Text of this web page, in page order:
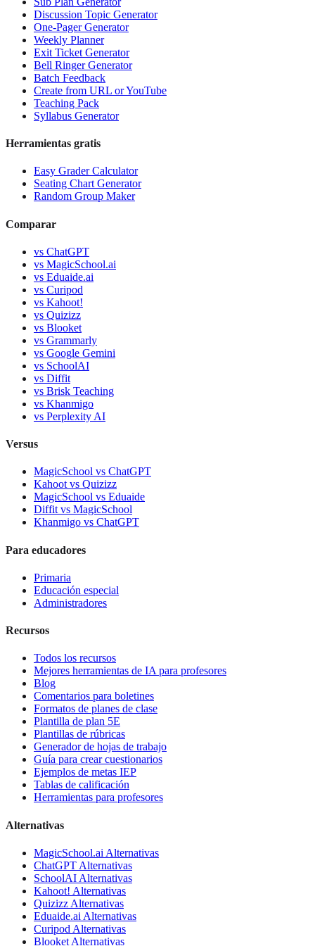
Discussion Topic Generator
One-Pager Generator
Weekly Planner
Exit Ticket Generator
Bell Ringer Generator
Batch Feedback
Create from URL or YouTube
Teaching Pack
Syllabus Generator
Herramientas gratis
Easy Grader Calculator
Seating Chart Generator
Random Group Maker
Comparar
vs ChatGPT
vs MagicSchool.ai
vs Eduaide.ai
vs Curipod
vs Kahoot!
vs Quizizz
vs Blooket
vs Grammarly
vs Google Gemini
vs SchoolAI
vs Diffit
vs Brisk Teaching
vs Khanmigo
vs Perplexity AI
Versus
MagicSchool vs ChatGPT
Kahoot vs Quizizz
MagicSchool vs Eduaide
Diffit vs MagicSchool
Khanmigo vs ChatGPT
Para educadores
Primaria
Educación especial
Administradores
Recursos
Todos los recursos
Mejores herramientas de IA para profesores
Blog
Comentarios para boletines
Formatos de planes de clase
Plantilla de plan 5E
Plantillas de rúbricas
Generador de hojas de trabajo
Guía para crear cuestionarios
Ejemplos de metas IEP
Tablas de calificación
Herramientas para profesores
Alternativas
MagicSchool.ai Alternativas
ChatGPT Alternativas
SchoolAI Alternativas
Kahoot! Alternativas
Quizizz Alternativas
Eduaide.ai Alternativas
Curipod Alternativas
Blooket Alternativas